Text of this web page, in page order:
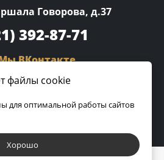
Говорова, д.37
392-87-71
ВКонтакте
файлы cookie
для оптимальной работы сайтов
Хорошо